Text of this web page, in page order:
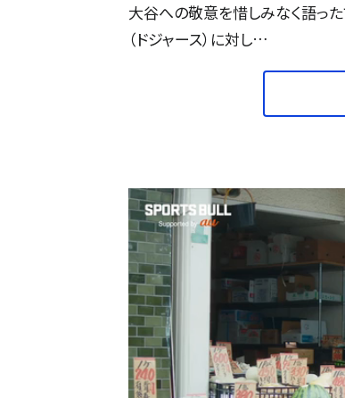
大谷への敬意を惜しみなく語っ
（ドジャース）に対し…